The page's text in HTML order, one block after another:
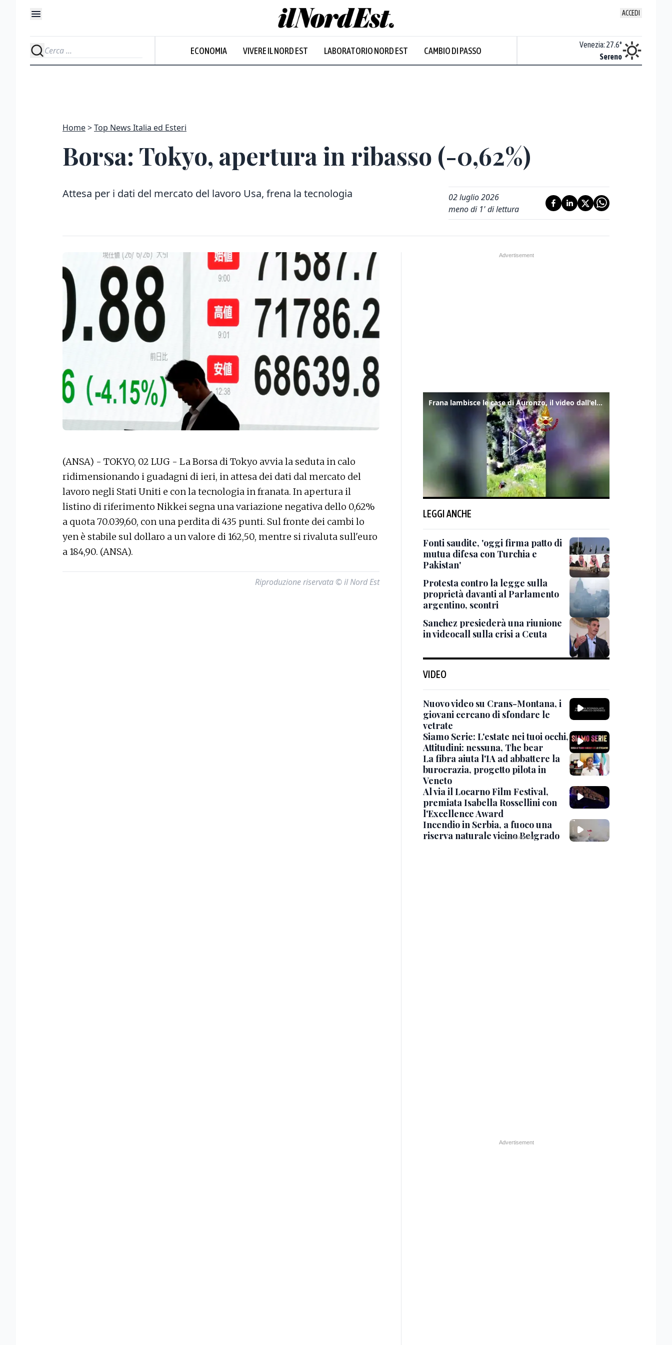
ACCEDI
ECONOMIA VIVERE IL NORD EST LABORATORIO NORD EST CAMBIO DI PASSO
Nuvoloso
Venezia: 27.6°
Sereno
Home Top News Italia ed Esteri
Borsa: Tokyo, apertura in ribasso (-0,62%)
Attesa per i dati del mercato del lavoro Usa, frena la tecnologia
02 luglio 2026
meno di 1' di lettura
(ANSA) - TOKYO, 02 LUG - La Borsa di Tokyo avvia la seduta in calo
ridimensionando i guadagni di ieri, in attesa dei dati dal mercato del
lavoro negli Stati Uniti e con la tecnologia in franata. In apertura il
listino di riferimento Nikkei segna una variazione negativa dello 0,62%
a quota 70.039,60, con una perdita di 435 punti. Sul fronte dei cambi lo
yen è stabile sul dollaro a un valore di 162,50, mentre si rivaluta sull'euro
a 184,90. (ANSA).
Riproduzione riservata © il Nord Est
Frana lambisce le case di Auronzo, il video dall'elicottero dei vigili del fuoco
LEGGI ANCHE
Fonti saudite, 'oggi firma patto di
mutua difesa con Turchia e
Pakistan'
Protesta contro la legge sulla
proprietà davanti al Parlamento
argentino, scontri
Sanchez presiederà una riunione
in videocall sulla crisi a Ceuta
VIDEO
Nuovo video su Crans-Montana, i
giovani cercano di sfondare le
vetrate
Siamo Serie: L'estate nei tuoi occhi,
Attitudini: nessuna, The bear
La fibra aiuta l'IA ad abbattere la
burocrazia, progetto pilota in
Veneto
Al via il Locarno Film Festival,
premiata Isabella Rossellini con
l'Excellence Award
Incendio in Serbia, a fuoco una
riserva naturale vicino Belgrado